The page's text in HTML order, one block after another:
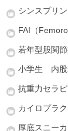
シンスプリン
FAI（
若年型股関
小学生 内股
抗重力セラ
カイロプラ
厚底スニー